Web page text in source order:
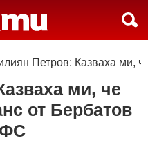
Петров: Казваха ми,
ми, че
от Бербатов